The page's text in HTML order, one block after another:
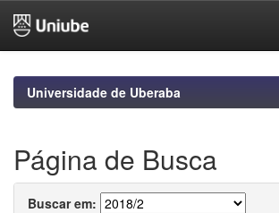
navigationUniversidade de Uberaba
Página de Busca
Buscar em: